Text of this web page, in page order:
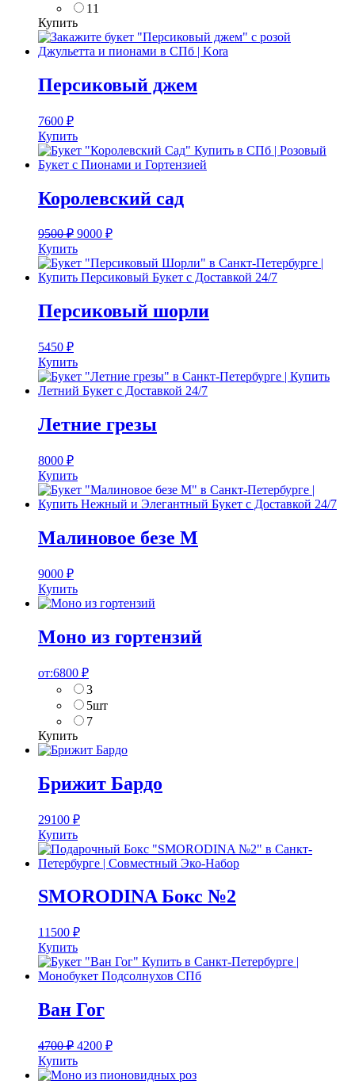
11
Купить
Персиковый джем
7600 ₽
Купить
Королевский сад
9500₽ 9000 ₽
Купить
Персиковый шорли
5450 ₽
Купить
Летние грезы
8000 ₽
Купить
Малиновое безе M
9000 ₽
Купить
Моно из гортензий
от:6800 ₽
3
5шт
7
Купить
Брижит Бардо
29100 ₽
Купить
SMORODINA Бокс №2
11500 ₽
Купить
Ван Гог
4700₽ 4200 ₽
Купить